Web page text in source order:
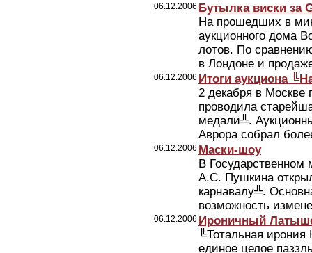
06.12.2006 Бутылка виски за
На прошедших в
аукционного дома
лотов. По
в Лондоне и
06.12.2006 Итоги аукциона
2 декабря в Москве
проводила
медали╩.
Аврора собрал
06.12.2006 Маски-шоу
В Государственном
А.С. Пушкина
карнавалу╩.
возможность
06.12.2006 Ироничный
╚Тотальная
единое целое